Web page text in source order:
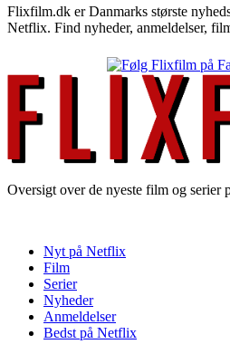
Flixfilm.dk er Danmarks største
Netflix. Find nyheder, anmeldelser,
Oversigt over de nyeste film og serier
Nyt på Netflix
Film
Serier
Nyheder
Anmeldelser
Bedst på Netflix